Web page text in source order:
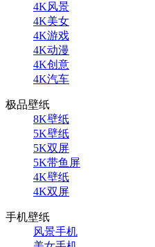
4K风景
4K美女
4K游戏
4K动漫
4K创意
4K汽车
极品壁纸
8K壁纸
5K壁纸
5K双屏
5K带鱼屏
4K壁纸
4K双屏
手机壁纸
风景手机